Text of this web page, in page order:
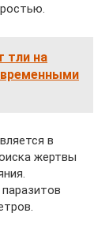
тли на
в
жертвы